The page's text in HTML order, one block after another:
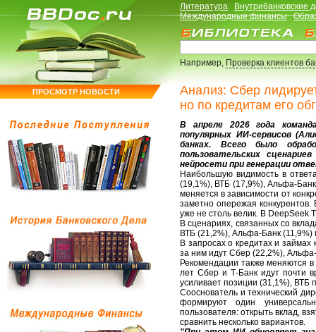
ПРОСМОТР НОВОСТИ
Литература
Внутрибанковские
Международные финансы
Например,Проверка клиентов
Анализ: Сбер
но по кредитам его
В апреле 2026 года
популярных ИИ-сервисов
банках. Всего было
пользовательских
нейросети при генерации
Наибольшую видимость в
(19,1%), ВТБ (17,9%), Альфа-
меняется в зависимости от
заметно опережая
уже не столь велик. В DeepSeek
В сценариях, связанных со
ВТБ (21,2%), Альфа-Банк (11,9%)
В запросах о кредитах и
за ним идут Сбер (22,2%),
Рекомендации также меняются
лет Сбер и Т-Банк идут почти
усиливает позиции (31,1%), ВТБ
Сооснователь и технический
формируют один
пользователя: открыть вклад,
сравнить несколько вариантов.